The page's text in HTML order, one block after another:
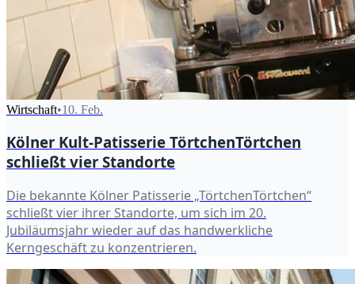
Wirtschaft•10. Feb.
Kölner Kult-Patisserie TörtchenTörtchen
schließt vier Standorte
Die bekannte Kölner Patisserie „TörtchenTörtchen“
schließt vier ihrer Standorte, um sich im 20.
Jubiläumsjahr wieder auf das handwerkliche
Kerngeschäft zu konzentrieren.